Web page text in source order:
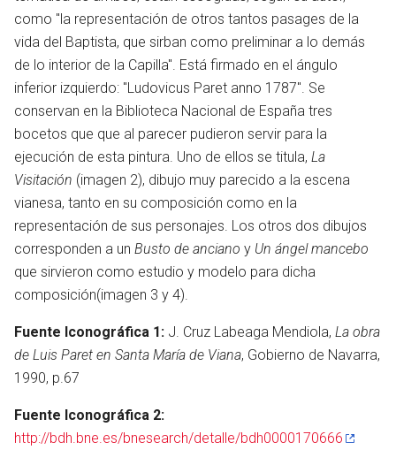
en
como "la representación de otros tantos pasages de la
vida del Baptista, que sirban como preliminar a lo demás
de lo interior de la Capilla". Está firmado en el ángulo
inferior izquierdo: "Ludovicus Paret anno 1787". Se
conservan en la Biblioteca Nacional de España tres
bocetos que que al parecer pudieron servir para la
ejecución de esta pintura. Uno de ellos se titula, La
Visitación (imagen 2), dibujo muy parecido a la escena
vianesa, tanto en su composición como en la
representación de sus personajes. Los otros dos dibujos
corresponden a un Busto de anciano y Un ángel mancebo
que sirvieron como estudio y modelo para dicha
composición(imagen 3 y 4).
Fuente Iconográfica 1: J. Cruz Labeaga Mendiola, La obra
de Luis Paret en Santa María de Viana, Gobierno de Navarra,
1990, p.67
Fuente Iconográfica 2:
http://bdh.bne.es/bnesearch/detalle/bdh0000170666